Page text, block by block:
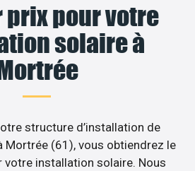
pour votre
solaire à
structure d’installation de
Mortrée (61), vous obtiendrez le
votre installation solaire. Nous